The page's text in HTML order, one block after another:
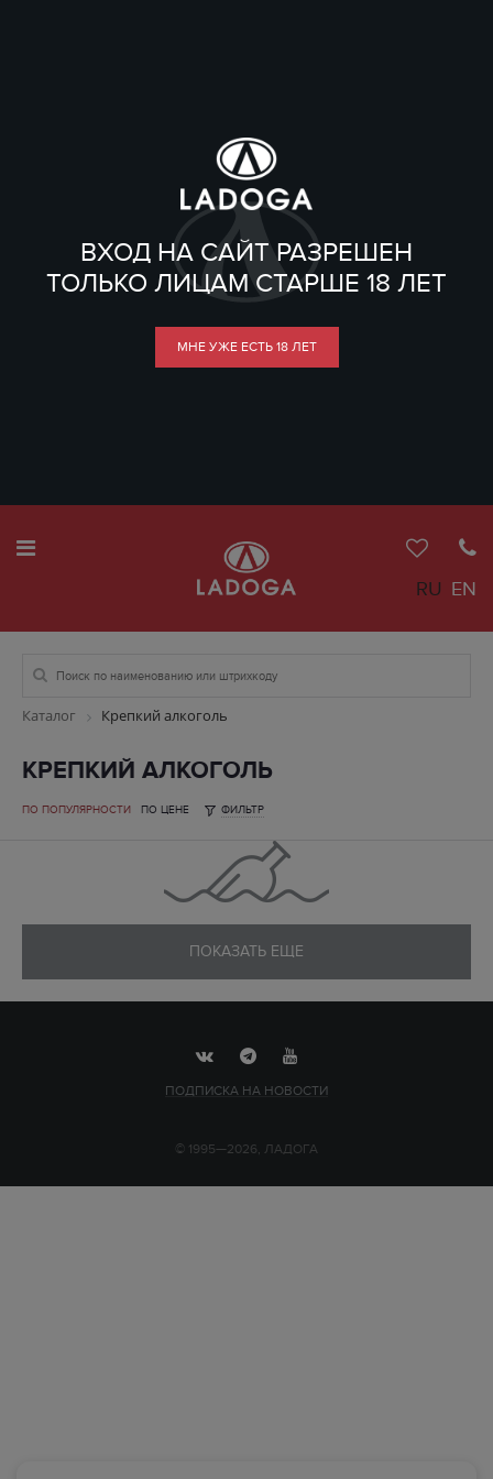
ВХОД НА САЙТ РАЗРЕШЕН
ТОЛЬКО ЛИЦАМ СТАРШЕ 18 ЛЕТ
МНЕ УЖЕ ЕСТЬ 18 ЛЕТ
RU EN
Каталог Крепкий алкоголь
КРЕПКИЙ АЛКОГОЛЬ
ПО ПОПУЛЯРНОСТИ ПО ЦЕНЕ ФИЛЬТР
ПОКАЗАТЬ ЕЩЕ
ПОДПИСКА НА НОВОСТИ
© 1995—2026, ЛАДОГА